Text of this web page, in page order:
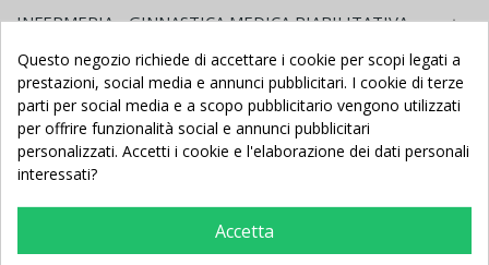
INFERMERIA - GINNASTICA MEDICA RIABILITATIVA 
MATERASSI - CORSIE - STUOIE 
FITNESS AEROBICA E PILATES 
HOME FITNESS PALESTRA IN CASA
NUOTO ATTREZZATURE 
CALCIO BALILLA - BILIARDINO
TAVOLI PING PONG - TAM TAM

Questo negozio richiede di accettare i cookie per scopi legati a
prestazioni, social media e annunci pubblicitari. I cookie di terze
parti per social media e a scopo pubblicitario vengono utilizzati
per offrire funzionalità social e annunci pubblicitari
personalizzati. Accetti i cookie e l'elaborazione dei dati personali
interessati?
Accetta